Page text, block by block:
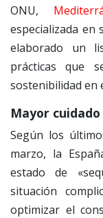
ONU,
especializada en
elaborado un
prácticas que
sostenibilidad en
Mayor
Según los
marzo, la
estado de
situación
optimizar el